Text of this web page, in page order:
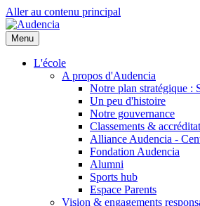
Aller au contenu principal
Menu
L'école
A propos d'Audencia
Notre plan stratégique :
Un peu d'histoire
Notre gouvernance
Classements &
Alliance Audencia -
Fondation Audencia
Alumni
Sports hub
Espace Parents
Vision & engagements